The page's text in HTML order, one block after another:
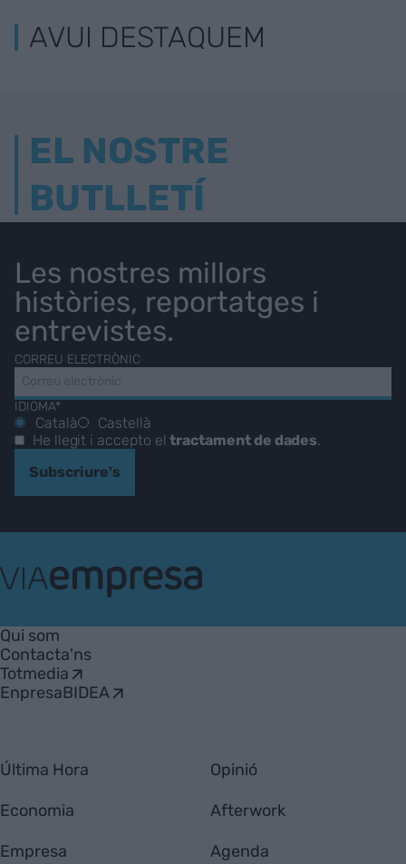
AVUI DESTAQUEM
EL NOSTRE
BUTLLETÍ
Les nostres millors
històries, reportatges i
entrevistes.
CORREU ELECTRÒNIC
IDIOMA*
Català
Castellà
He llegit i accepto eltractament de dades.
Subscriure's
Empresa
Qui som
Contacta'ns
Totmedia
EnpresaBIDEA
Última Hora
Economia
Empresa
Opinió
Afterwork
Agenda